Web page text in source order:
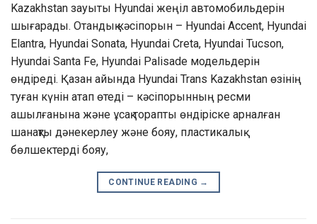
Kazakhstan зауыты Hyundai жеңіл автомобильдерін
шығарады. Отандық кәсіпорын – Hyundai Accent, Hyundai
Elantra, Hyundai Sonata, Hyundai Creta, Hyundai Tucson,
Hyundai Santa Fe, Hyundai Palisade модельдерін
өндіреді. Қазан айында Hyundai Trans Kazakhstan өзінің
туған күнін атап өтеді – кәсіпорынның ресми
ашылғанына және ұсақ торапты өндіріске арналған
шанақты дәнекерлеу және бояу, пластикалық
бөлшектерді бояу,
CONTINUE READING →